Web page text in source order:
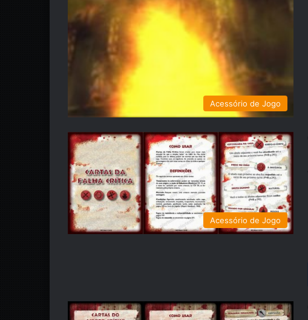
Acessório de Jogo
Acessório de Jogo